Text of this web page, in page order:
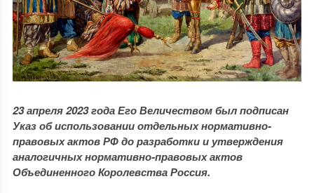
23 апреля 2023 года Его Величеством был подписан
Указ об использовании отдельных нормативно-
правовых актов РФ до разработки и утверждения
аналогичных нормативно-правовых актов
Объединенного Королевства Россия.